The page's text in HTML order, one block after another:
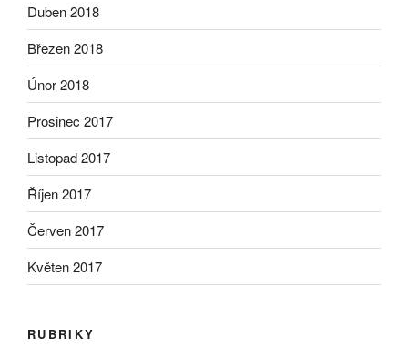
Duben 2018
Březen 2018
Únor 2018
Prosinec 2017
Listopad 2017
Říjen 2017
Červen 2017
Květen 2017
RUBRIKY